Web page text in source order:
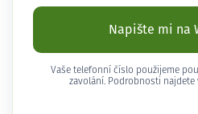
Napište mi na
Vaše telefonní číslo použijeme
zavolání. Podrobnosti najdete